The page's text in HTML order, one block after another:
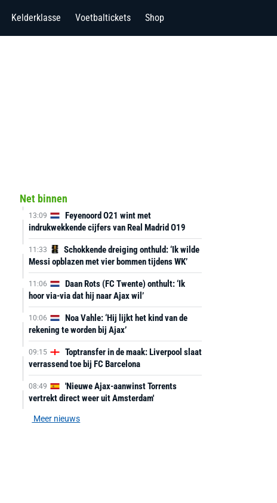
Kelderklasse Voetbaltickets Shop
Net binnen
13:09
Feyenoord O21 wint met
indrukwekkende cijfers van Real Madrid O19
11:33
Schokkende dreiging onthuld: ‘Ik wilde
Messi opblazen met vier bommen tijdens WK’
11:06
Daan Rots (FC Twente) onthult: ‘Ik
hoor via-via dat hij naar Ajax wil’
10:06
Noa Vahle: ‘Hij lijkt het kind van de
rekening te worden bij Ajax’
09:15
Toptransfer in de maak: Liverpool slaat
verrassend toe bij FC Barcelona
08:49
'Nieuwe Ajax-aanwinst Torrents
vertrekt direct weer uit Amsterdam'
Meer nieuws